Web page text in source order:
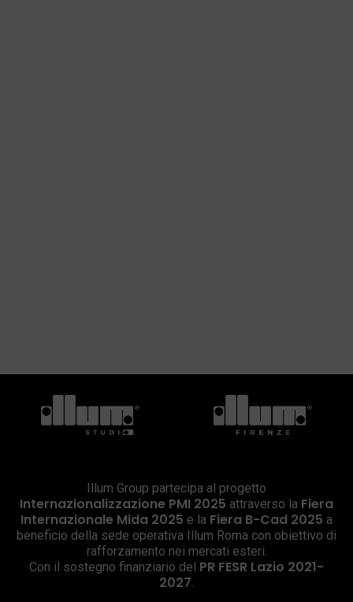
Illum Group partecipa al progetto
Internazionalizzazione PMI 2025 attraverso la Fiera
Internazionale Mida 2025 e la Fiera B-Cad 2025 a
beneficio della sede operativa Illum Roma con obiettivo di
rafforzamento nei mercati esteri.
Con il sostegno finanziario del PR FESR Lazio 2021-
2027.